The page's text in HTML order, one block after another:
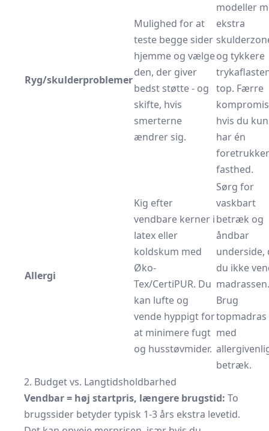
Ryg/skulderproblemer
Mulighed for at
teste begge sider
hjemme og vælge
den, der giver
bedst støtte - og
skifte, hvis
smerterne
ændrer sig.
modeller
ekstra
og tykkere
top. Færre
hvis du kun
har én
fasthed.
Allergi
Kig efter
vendbare kerner i
latex eller
koldskum med
Øko-
Tex/CertiPUR. Du
kan lufte og
vende hyppigt for
at minimere fugt
og husstøvmider.
Sørg for
vaskbart
betræk og
åndbar
underside,
du ikke
madrassen.
Brug
topmadras
med
betræk.
2. Budget vs. Langtidsholdbarhed
Vendbar = høj startpris, længere brugstid: To
brugssider betyder typisk 1-3 års ekstra levetid.